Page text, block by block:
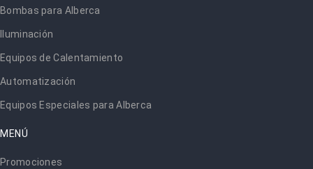
Bombas para Alberca
Iluminación
Equipos de Calentamiento
Automatización
Equipos Especiales para Alberca
MENÚ
Promociones